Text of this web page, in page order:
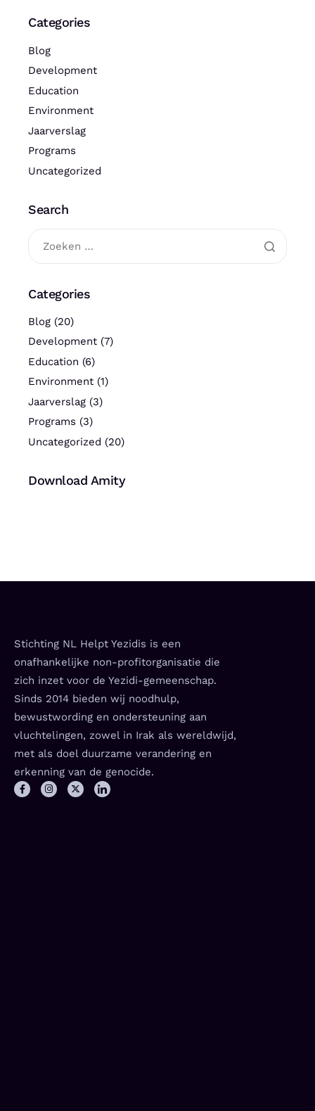
Categories
Blog
Development
Education
Environment
Jaarverslag
Programs
Uncategorized
Search
Categories
Blog (20)
Development (7)
Education (6)
Environment (1)
Jaarverslag (3)
Programs (3)
Uncategorized (20)
Download Amity
Stichting NL Helpt Yezidis is een
onafhankelijke non-profitorganisatie die
zich inzet voor de Yezidi-gemeenschap.
Sinds 2014 bieden wij noodhulp,
bewustwording en ondersteuning aan
vluchtelingen, zowel in Irak als wereldwijd,
met als doel duurzame verandering en
erkenning van de genocide.